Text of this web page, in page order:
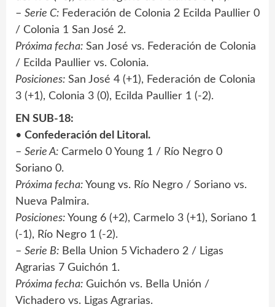
– Serie C: Federación de Colonia 2 Ecilda Paullier 0
/ Colonia 1 San José 2.
Próxima fecha: San José vs. Federación de Colonia
/ Ecilda Paullier vs. Colonia.
Posiciones: San José 4 (+1), Federación de Colonia
3 (+1), Colonia 3 (0), Ecilda Paullier 1 (-2).
EN SUB-18:
• Confederación del Litoral.
– Serie A: Carmelo 0 Young 1 / Río Negro 0
Soriano 0.
Próxima fecha: Young vs. Río Negro / Soriano vs.
Nueva Palmira.
Posiciones: Young 6 (+2), Carmelo 3 (+1), Soriano 1
(-1), Río Negro 1 (-2).
– Serie B: Bella Union 5 Vichadero 2 / Ligas
Agrarias 7 Guichón 1.
Próxima fecha: Guichón vs. Bella Unión /
Vichadero vs. Ligas Agrarias.